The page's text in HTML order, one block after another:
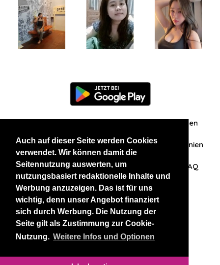
Auch auf dieser Seite werden Cookies
verwendet. Wir können damit die
Seitennutzung auswerten, um
nutzungsbasiert redaktionelle Inhalte und
Werbung anzuzeigen. Das ist für uns
wichtig, denn unser Angebot finanziert
sich durch Werbung. Die Nutzung der
Seite gilt als Zustimmung zur Cookie-
Nutzung. Weitere Infos und Optionen
Zuschriften/Erfahrungen
Datenschutzerklärung AGB Datenschutzrichtlinien
Nehmen Sie Kontakt mit uns auf FAQ
Unsere anderen Websites
BlackAndBeauties RussianKisses